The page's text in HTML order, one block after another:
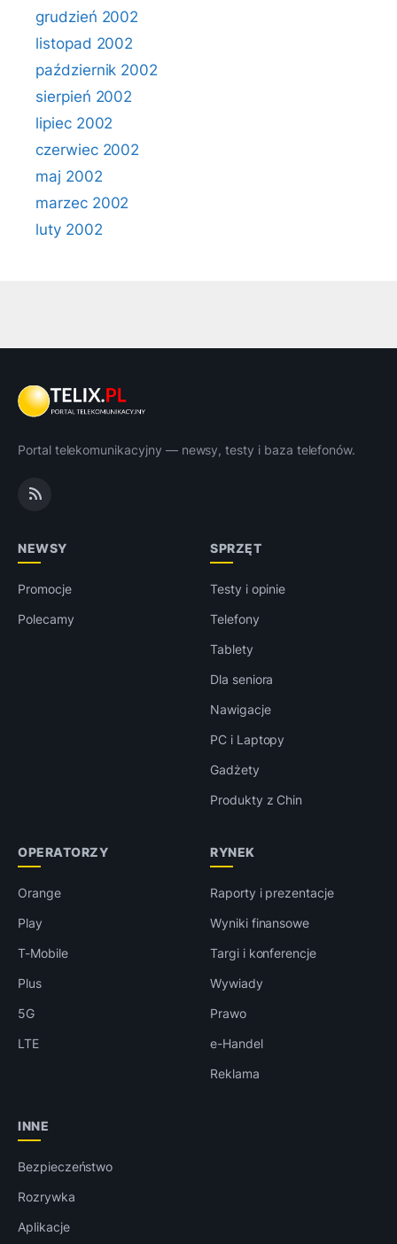
grudzień 2002
listopad 2002
październik 2002
sierpień 2002
lipiec 2002
czerwiec 2002
maj 2002
marzec 2002
luty 2002
Portal telekomunikacyjny — newsy, testy i baza telefonów.
NEWSY
Promocje
Polecamy
SPRZĘT
Testy i opinie
Telefony
Tablety
Dla seniora
Nawigacje
PC i Laptopy
Gadżety
Produkty z Chin
OPERATORZY
Orange
Play
T-Mobile
Plus
5G
LTE
RYNEK
Raporty i prezentacje
Wyniki finansowe
Targi i konferencje
Wywiady
Prawo
e-Handel
Reklama
INNE
Bezpieczeństwo
Rozrywka
Aplikacje